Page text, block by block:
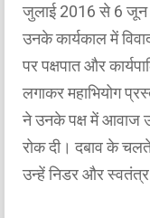
जुलाई 2016 से 6 जून
उनके कार्यकाल में
पर पक्षपात और
लगाकर महाभियोग
ने उनके पक्ष में आवाज
रोक दी। दबाव के
उन्हें निडर और स्वतंत्र